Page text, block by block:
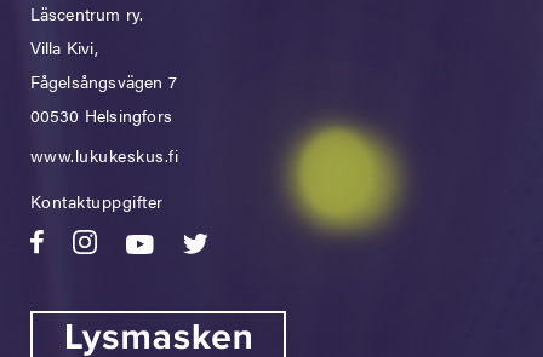
Läscentrum ry.
Villa Kivi,
Fågelsångsvägen 7
00530 Helsingfors
www.lukukeskus.fi
Kontaktuppgifter